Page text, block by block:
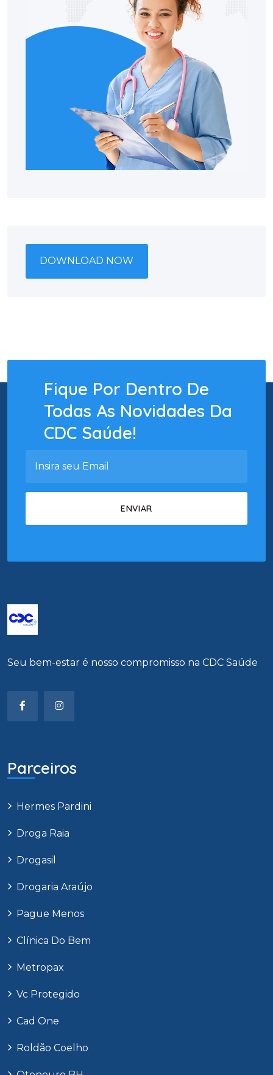
DOWNLOAD NOW
Fique Por Dentro De
Todas As Novidades Da
CDC Saúde!
Seu bem-estar é nosso compromisso na CDC Saúde
Parceiros
Hermes Pardini
Droga Raia
Drogasil
Drogaria Araújo
Pague Menos
Clínica Do Bem
Metropax
Vc Protegido
Cad One
Roldão Coelho